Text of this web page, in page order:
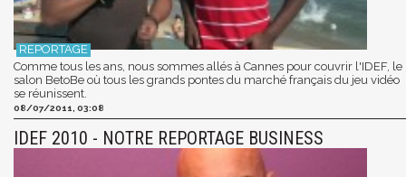
Comme tous les ans, nous sommes allés à Cannes pour couvrir l'IDEF, le
salon BetoBe où tous les grands pontes du marché français du jeu vidéo
se réunissent.
08/07/2011, 03:08
IDEF 2010 - NOTRE REPORTAGE BUSINESS